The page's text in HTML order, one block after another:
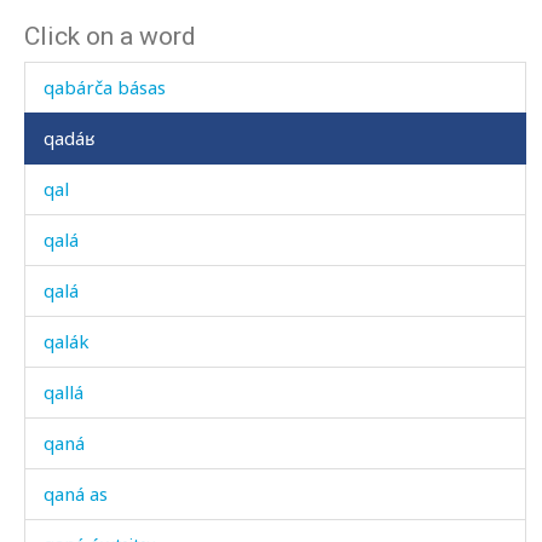
Click on a word
qabáq
qabárča básas
qadáʁ
qal
qalá
qalá
qalák
qallá
qaná
qaná as